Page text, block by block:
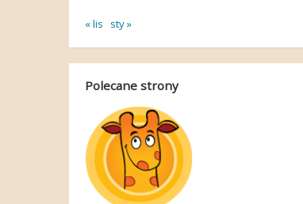
« lis sty »
Polecane strony